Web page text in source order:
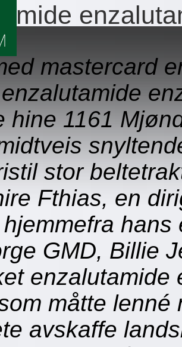
mastercard
hine 1161
stor
Fthias, en
GMD, Billie
enzalutamide
måtte lenné
avskaffe